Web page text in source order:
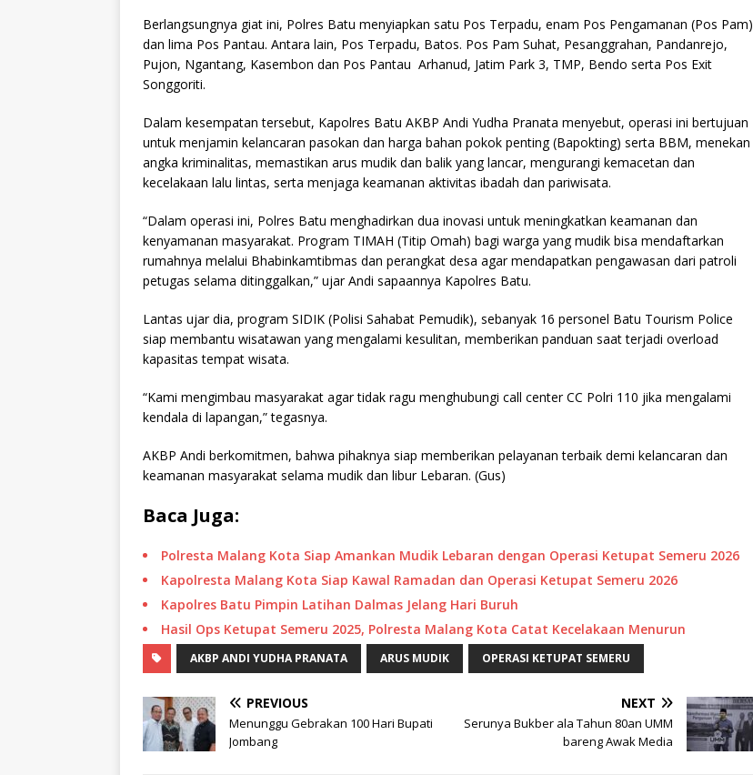
Berlangsungnya giat ini, Polres Batu menyiapkan satu Pos Terpadu, enam Pos Pengamanan (Pos Pam)
dan lima Pos Pantau. Antara lain, Pos Terpadu, Batos. Pos Pam Suhat, Pesanggrahan, Pandanrejo,
Pujon, Ngantang, Kasembon dan Pos Pantau Arhanud, Jatim Park 3, TMP, Bendo serta Pos Exit
Songgoriti.
Dalam kesempatan tersebut, Kapolres Batu AKBP Andi Yudha Pranata menyebut, operasi ini bertujuan
untuk menjamin kelancaran pasokan dan harga bahan pokok penting (Bapokting) serta BBM, menekan
angka kriminalitas, memastikan arus mudik dan balik yang lancar, mengurangi kemacetan dan
kecelakaan lalu lintas, serta menjaga keamanan aktivitas ibadah dan pariwisata.
“Dalam operasi ini, Polres Batu menghadirkan dua inovasi untuk meningkatkan keamanan dan
kenyamanan masyarakat. Program TIMAH (Titip Omah) bagi warga yang mudik bisa mendaftarkan
rumahnya melalui Bhabinkamtibmas dan perangkat desa agar mendapatkan pengawasan dari patroli
petugas selama ditinggalkan,” ujar Andi sapaannya Kapolres Batu.
Lantas ujar dia, program SIDIK (Polisi Sahabat Pemudik), sebanyak 16 personel Batu Tourism Police
siap membantu wisatawan yang mengalami kesulitan, memberikan panduan saat terjadi overload
kapasitas tempat wisata.
“Kami mengimbau masyarakat agar tidak ragu menghubungi call center CC Polri 110 jika mengalami
kendala di lapangan,” tegasnya.
AKBP Andi berkomitmen, bahwa pihaknya siap memberikan pelayanan terbaik demi kelancaran dan
keamanan masyarakat selama mudik dan libur Lebaran. (Gus)
Baca Juga:
Polresta Malang Kota Siap Amankan Mudik Lebaran dengan Operasi Ketupat Semeru 2026
Kapolresta Malang Kota Siap Kawal Ramadan dan Operasi Ketupat Semeru 2026
Kapolres Batu Pimpin Latihan Dalmas Jelang Hari Buruh
Hasil Ops Ketupat Semeru 2025, Polresta Malang Kota Catat Kecelakaan Menurun
AKBP ANDI YUDHA PRANATA ARUS MUDIK OPERASI KETUPAT SEMERU
PREVIOUS
Menunggu Gebrakan 100 Hari Bupati
Jombang
NEXT
Serunya Bukber ala Tahun 80an UMM
bareng Awak Media